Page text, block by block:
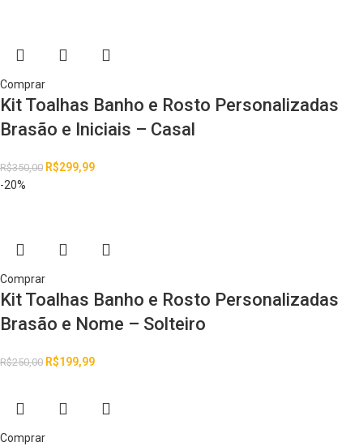
Comprar
Kit Toalhas Banho e Rosto Personalizadas
Brasão e Iniciais – Casal
R$350,00 R$299,99
-20%
Comprar
Kit Toalhas Banho e Rosto Personalizadas
Brasão e Nome – Solteiro
R$250,00 R$199,99
Comprar